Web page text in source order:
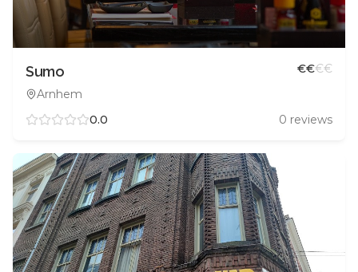
Sumo
Arnhem
€€€€
0.0 0 reviews